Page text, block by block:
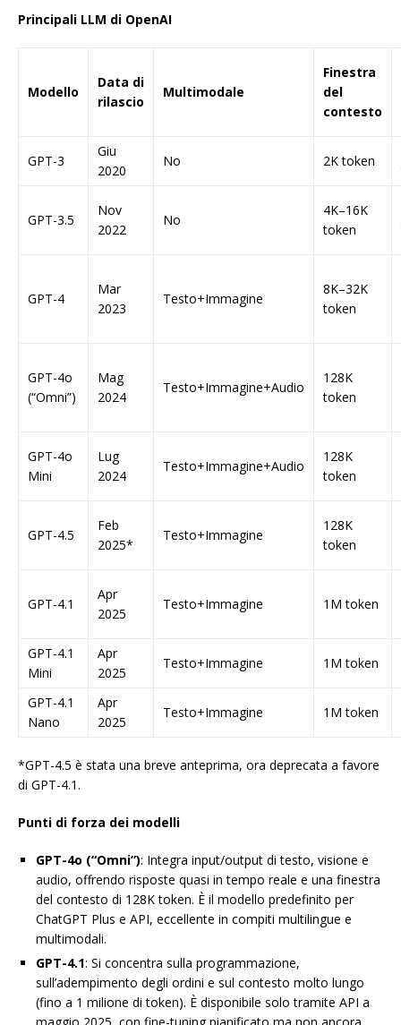
Principali LLM di OpenAI
Modello
Data di
rilascio
Multimodale
Finestra
del
contesto
GPT-3
Giu
2020
No 2K token
GPT-3.5
Nov
2022
No
4K–16K
token
GPT-4
Mar
2023
Testo+Immagine
8K–32K
token
GPT-4o
(“Omni”)
Mag
2024
Testo+Immagine+Audio
128K
token
GPT-4o
Mini
Lug
2024
Testo+Immagine+Audio
128K
token
GPT-4.5
Feb
2025*
Testo+Immagine
128K
token
GPT-4.1
Apr
2025
Testo+Immagine 1M token
GPT-4.1
Mini
Apr
2025
Testo+Immagine 1M token
GPT-4.1
Nano
Apr
2025
Testo+Immagine 1M token
*GPT-4.5 è stata una breve anteprima, ora deprecata a favore
di GPT-4.1.
Punti di forza dei modelli
GPT-4o (“Omni”): Integra input/output di testo, visione e
audio, offrendo risposte quasi in tempo reale e una finestra
del contesto di 128K token. È il modello predefinito per
ChatGPT Plus e API, eccellente in compiti multilingue e
multimodali.
GPT-4.1: Si concentra sulla programmazione,
sull’adempimento degli ordini e sul contesto molto lungo
(fino a 1 milione di token). È disponibile solo tramite API a